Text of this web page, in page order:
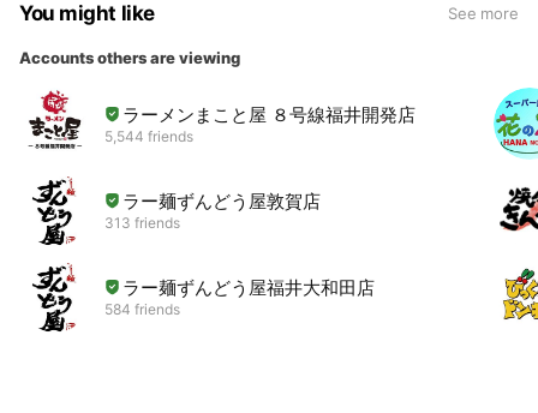
You might like See more
Accounts others are viewing
ラーメンまこと屋 ８号線福井開発店
5,544 friends
ラー麺ずんどう屋敦賀店
313 friends
ラー麺ずんどう屋福井大和田店
584 friends